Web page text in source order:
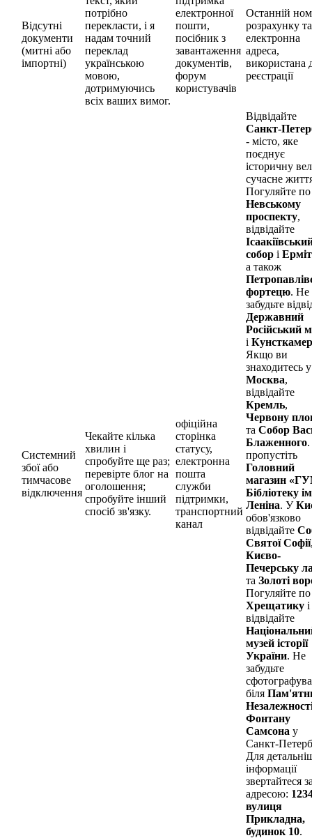
Відсутні
документи
(митні або
імпортні)
потрібно
перекласти, і я
надам точний
переклад
українською
мовою,
дотримуючись
всіх ваших вимог.
електронної
пошти,
посібник з
завантаження
документів,
форум
користувачів
Останній
розрахунку та
електронна
адреса,
використана
реєстрації
Системний
збої або
тимчасове
відключення
Чекайте кілька
хвилин і
спробуйте ще раз;
перевірте блог на
оголошення;
спробуйте інший
спосіб зв'язку.
офіційна
сторінка
статусу,
електронна
пошта
служби
підтримки,
транспортний
канал
Відвідайте
Санкт-
- місто, яке
поєднує
історичну
сучасне
Погуляйте по
Невському
проспекту,
відвідайте
собор і
а також
фортецю. Не
забудьте
Державний
Російський
і
Якщо ви
знаходитесь у
Москва,
відвідайте
Кремль,
Червону
та Собор
Блаженного
пропустіть
Головний
магазин
Бібліотеку
Леніна. У
обов'язково
відвідайте
Святої Софії
Києво-
Печерську
та Золоті
Погуляйте по
Хрещатику і
відвідайте
музей історії
України. Не
забудьте
біля
Фонтану
Самсона у
Санкт-
Для
інформації
звертайтеся
адресою:
вулиця
Прикладна,
будинок 10.